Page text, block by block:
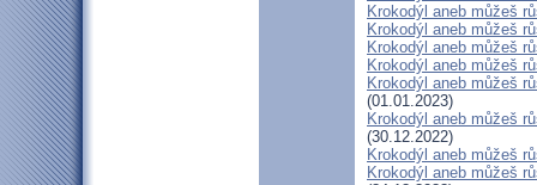
Krokodýl aneb můžeš
Krokodýl aneb můžeš
Krokodýl aneb můžeš
Krokodýl aneb můžeš
Krokodýl aneb můžeš
(01.01.2023)
Krokodýl aneb můžeš
(30.12.2022)
Krokodýl aneb můžeš
Krokodýl aneb můžeš